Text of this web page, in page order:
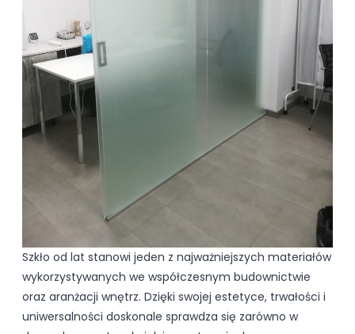
Szkło od lat stanowi jeden z najważniejszych materiałów
wykorzystywanych we współczesnym budownictwie
oraz aranżacji wnętrz. Dzięki swojej estetyce, trwałości i
uniwersalności doskonale sprawdza się zarówno w